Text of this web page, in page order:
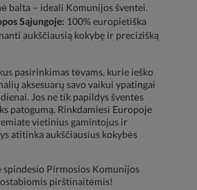
balta – ideali Komunijos šventei.
Sąjungoje: 100% europietiška
aukščiausią kokybę ir precizišką
pasirinkimas tėvams, kurie ieško
aksesuarų savo vaikui ypatingai
Jos ne tik papildys šventės
patogumą. Rinkdamiesi Europoje
vietinius gamintojus ir
atitinka aukščiausius kokybės
spindesio Pirmosios Komunijos
pirštinaitėmis!